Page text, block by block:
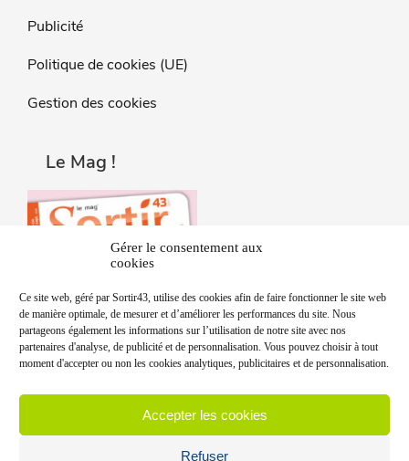
Gérer le consentement aux
cookies
Ce site web, géré par Sortir43, utilise des cookies afin de faire fonctionner le site web
de manière optimale, de mesurer et d’améliorer les performances du site. Nous
partageons également les informations sur l’utilisation de notre site avec nos
partenaires d'analyse, de publicité et de personnalisation. Vous pouvez choisir à tout
moment d'accepter ou non les cookies analytiques, publicitaires et de personnalisation.
Accepter les cookies
Refuser
Publicité
Politique de cookies (UE)
Gestion des cookies
Le Mag !